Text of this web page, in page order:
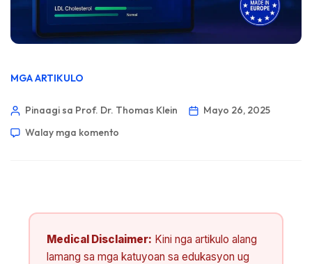
MGA ARTIKULO
Pinaagi sa Prof. Dr. Thomas Klein
Mayo 26, 2025
Walay mga komento
Medical Disclaimer: Kini nga artikulo alang
lamang sa mga katuyoan sa edukasyon ug